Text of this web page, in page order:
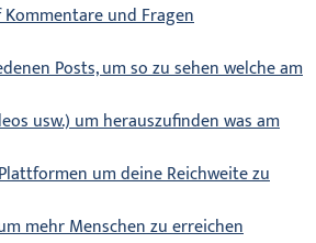
und Fragen
Posts, um so zu sehen welche am
usw.) um herauszufinden was am
um deine Reichweite zu
mehr Menschen zu erreichen